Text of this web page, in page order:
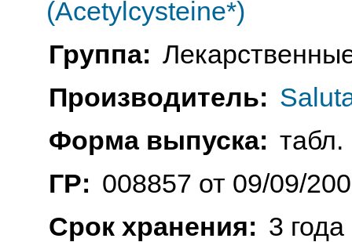
(Acetylcysteine*)
Группа:
Производитель:
Форма выпуска: табл.
ГР: 008857 от 09/09/
Срок хранения: 3 года